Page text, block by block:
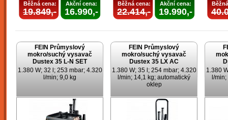
Běžná cena:
19.849,-
Akční cena:
16.990,-
Běžná cena:
22.414,-
Akční cena:
19.990,-
FEIN Průmyslový
mokro/suchý vysavač
Dustex 35 L-N SET
1.380 W; 32 l; 253 mbar; 4.320
l/min; 9,0 kg
FEIN Průmyslový
mokro/suchý vysavač
Dustex 35 LX AC
1.380 W; 35 l; 254 mbar; 4.320
l/min; 14,1 kg; automatický
oklep
1.380
l/